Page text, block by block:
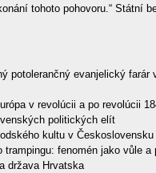
tohoto pohovoru.“ Státní
potolerančný evanjelický farár
v revolúcii a po revolúcii
politických elít
kultu v Československu
fenomén jako vůle a
država Hrvatska